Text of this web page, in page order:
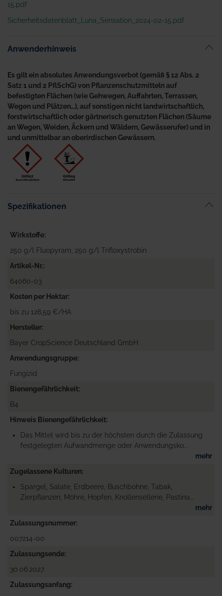
15.pdf
Sicherheitsdatenblatt_Luna_Sensation_2024-02-15.pdf
Anwenderhinweis
Es gilt ein absolutes Anwendungsverbot (gemäß § 12 Abs. 2
Satz 1 und 2 PflSchG) von Pflanzenschutzmitteln auf
befestigten Flächen (wie Gehwegen, Auffahrten, Terrassen,
Wegen und Plätzen…), auf sonstigen nicht landwirtschaftlich,
forstwirtschaftlich oder gärtnerisch genutzten Flächen (Säume
an Wegen, Weiden, Äckern und Wäldern, Gewässerufer) und in
und unmittelbar an oberirdischen Gewässern.
Spezifikationen
Wirkstoffe
250 g/l Fluopyram, 250 g/l Trifloxystrobin
Artikel-Nr.
64060-03
Kosten per Hektar
bis zu 128,59 €/HA
Hersteller
Bayer CropScience Deutschland GmbH
Anwendungsgruppe
Fungizid
Bienengefährlichkeit
B4
Hinweis Bienengefährlichkeit
Das Mittel wird bis zu der höchsten durch die Zulassung
festgelegten Aufwandmenge oder Anwendungsko...
mehr
Zugelassene Kulturen
Spargel, Salate, Erdbeere, Buschbohne, Tabak,
Zierpflanzen, Möhre, Hopfen, Knollensellerie, Pastina...
mehr
Zulassungsnummer
007214-00
Zulassungsende
30.06.2027
Zulassungsanfang